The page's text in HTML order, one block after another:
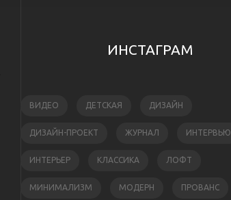
ИНСТАГРАМ
ВИДЕО ДЕТСКАЯ ДИЗАЙН
ДИЗАЙН-ПРОЕКТ ЖУРНАЛ ИНТЕРВЬЮ
ИНТЕРЬЕР КЛАССИКА ЛОФТ
МИНИМАЛИЗМ МОДЕРН ПРОВАНС